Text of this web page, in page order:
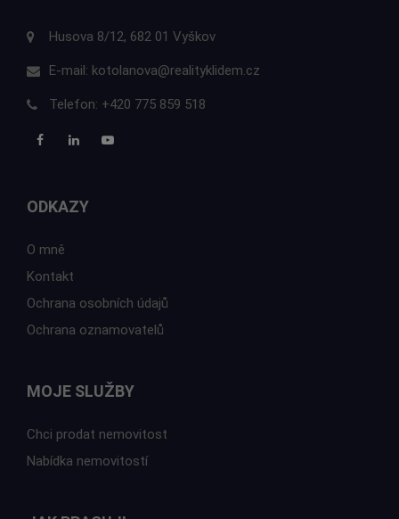
Husova 8/12, 682 01 Vyškov
E-mail: kotolanova@realityklidem.cz
Telefon: +420 775 859 518
ODKAZY
O mně
Kontakt
Ochrana osobních údajů
Ochrana oznamovatelů
MOJE SLUŽBY
Chci prodat nemovitost
Nabídka nemovitostí